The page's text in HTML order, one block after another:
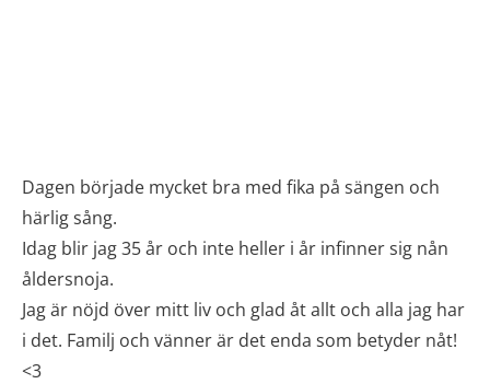
Dagen började mycket bra med fika på sängen och
härlig sång.
Idag blir jag 35 år och inte heller i år infinner sig nån
åldersnoja.
Jag är nöjd över mitt liv och glad åt allt och alla jag har
i det. Familj och vänner är det enda som betyder nåt!
<3